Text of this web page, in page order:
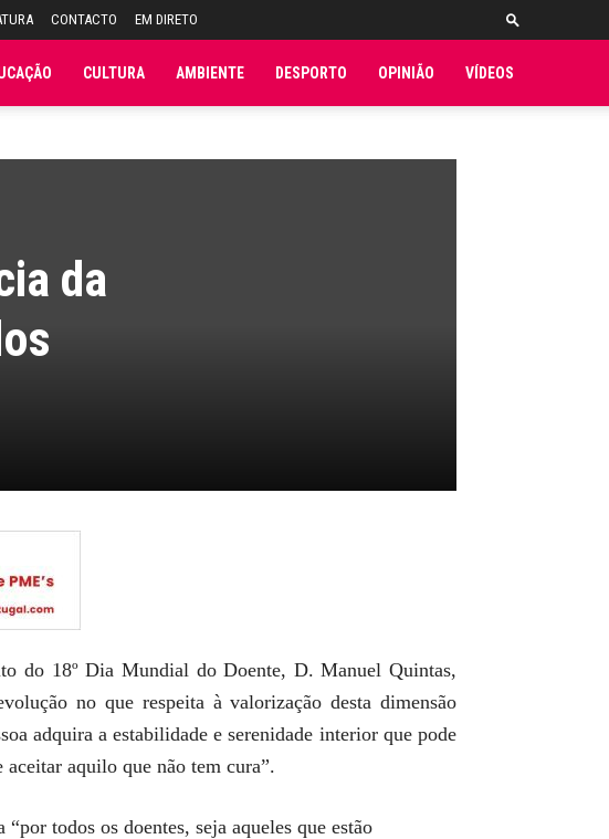
CONTACTO EM DIRETO
CULTURA AMBIENTE DESPORTO OPINIÃO VÍDEOS
da
do 18º Dia Mundial do Doente, D. Manuel Quintas,
no que respeita à valorização desta dimensão
adquira a estabilidade e serenidade interior que pode
aquilo que não tem cura”.
todos os doentes, seja aqueles que estão